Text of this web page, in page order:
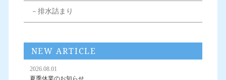
－排水詰まり
NEW ARTICLE
2026.08.01
夏季休業のお知らせ